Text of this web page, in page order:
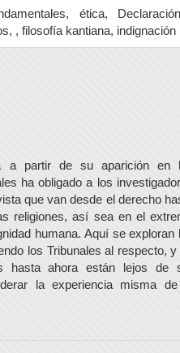
ética, Declaración
, filosofía kantiana, indignación
a partir de su aparición en
ha obligado a los
que van desde el derecho
religiones, así sea en el
humana. Aquí se exploran
los Tribunales al respecto,
hasta ahora están lejos de
la experiencia misma